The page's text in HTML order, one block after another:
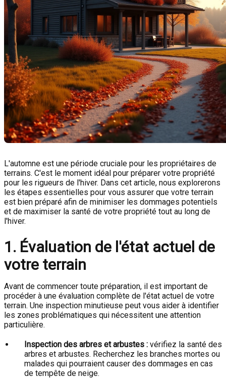
L'automne est une période cruciale pour les propriétaires de
terrains. C'est le moment idéal pour préparer votre propriété
pour les rigueurs de l'hiver. Dans cet article, nous explorerons
les étapes essentielles pour vous assurer que votre terrain
est bien préparé afin de minimiser les dommages potentiels
et de maximiser la santé de votre propriété tout au long de
l'hiver.
1. Évaluation de l'état actuel de
votre terrain
Avant de commencer toute préparation, il est important de
procéder à une évaluation complète de l'état actuel de votre
terrain. Une inspection minutieuse peut vous aider à identifier
les zones problématiques qui nécessitent une attention
particulière.
Inspection des arbres et arbustes : vérifiez la santé des
arbres et arbustes. Recherchez les branches mortes ou
malades qui pourraient causer des dommages en cas
de tempête de neige.